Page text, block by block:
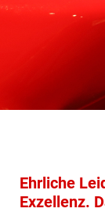
Ehrliche
Exzellenz.